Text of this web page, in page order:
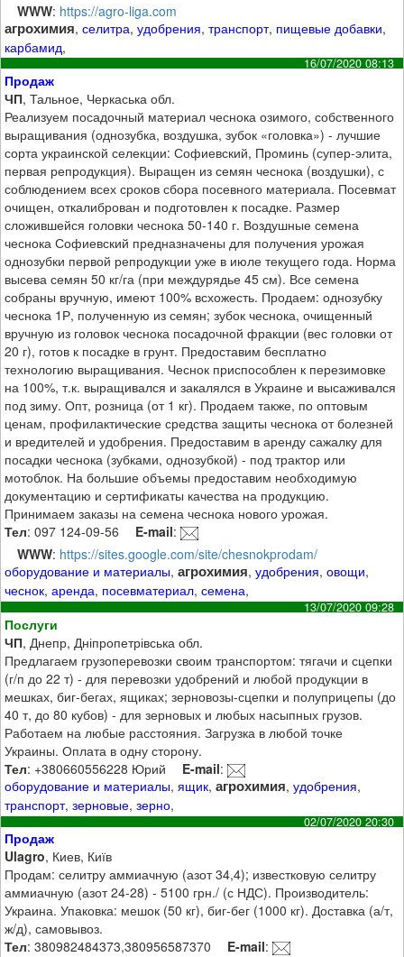
WWW: https://agro-liga.com
агрохимия,селитра,удобрения,транспорт, пищевые добавки,
карбамид,
16/07/2020 08:13
Продаж
ЧП, Тальное, Черкаська обл.
Реализуем посадочный материал чеснока озимого, собственного
выращивания (однозубка, воздушка, зубок «головка») - лучшие
сорта украинской селекции: Софиевский, Проминь (супер-элита,
первая репродукция). Выращен из семян чеснока (воздушки), с
соблюдением всех сроков сбора посевного материала. Посевмат
очищен, откалиброван и подготовлен к посадке. Размер
сложившейся головки чеснока 50-140 г. Воздушные семена
чеснока Софиевский предназначены для получения урожая
однозубки первой репродукции уже в июле текущего года. Норма
высева семян 50 кг/га (при междурядье 45 см). Все семена
собраны вручную, имеют 100% всхожесть. Продаем: однозубку
чеснока 1Р, полученную из семян; зубок чеснока, очищенный
вручную из головок чеснока посадочной фракции (вес головки от
20 г), готов к посадке в грунт. Предоставим бесплатно
технологию выращивания. Чеснок приспособлен к перезимовке
на 100%, т.к. выращивался и закалялся в Украине и высаживался
под зиму. Опт, розница (от 1 кг). Продаем также, по оптовым
ценам, профилактические средства защиты чеснока от болезней
и вредителей и удобрения. Предоставим в аренду сажалку для
посадки чеснока (зубками, однозубкой) - под трактор или
мотоблок. На большие объемы предоставим необходимую
документацию и сертификаты качества на продукцию.
Принимаем заказы на семена чеснока нового урожая.
Тел: 097 124-09-56 E-mail:
WWW: https://sites.google.com/site/chesnokprodam/
оборудование и материалы,агрохимия,удобрения,овощи,
чеснок,аренда, посевматериал,семена,
13/07/2020 09:28
Послуги
ЧП, Днепр, Дніпропетрівська обл.
Предлагаем грузоперевозки своим транспортом: тягачи и сцепки
(г/п до 22 т) - для перевозки удобрений и любой продукции в
мешках, биг-бегах, ящиках; зерновозы-сцепки и полуприцепы (до
40 т, до 80 кубов) - для зерновых и любых насыпных грузов.
Работаем на любые расстояния. Загрузка в любой точке
Украины. Оплата в одну сторону.
Тел: +380660556228 Юрий E-mail:
оборудование и материалы,ящик,агрохимия,удобрения,
транспорт,зерновые,зерно,
02/07/2020 20:30
Продаж
Ulagro, Киев, Київ
Продам: селитру аммиачную (азот 34,4); известковую селитру
аммиачную (азот 24-28) - 5100 грн./ (с НДС). Производитель:
Украина. Упаковка: мешок (50 кг), биг-бег (1000 кг). Доставка (а/т,
ж/д), самовывоз.
Тел: 380982484373,380956587370 E-mail: